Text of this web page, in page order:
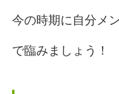
今の時期に自分メ
で臨みましょう！